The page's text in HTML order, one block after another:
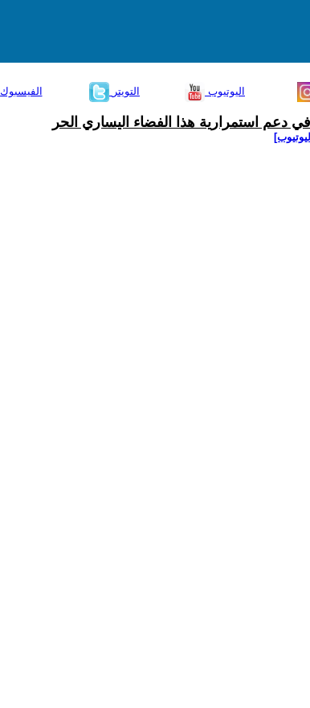
الفيسبوك
التويتر اليوتيوب
دعم استمرارية هذا الفضاء اليساري الحر